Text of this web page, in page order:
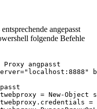
angepasst
folgende Befehle
angpasst
= New-